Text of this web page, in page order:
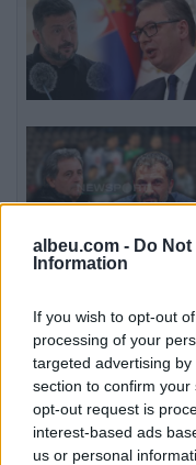
albeu.com - Do
Information
If you wish to opt-out
processing of your
targeted advertising
section to confirm
opt-out request is
interest-based ads
us or personal